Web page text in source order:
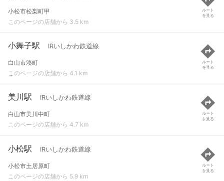
小松市松梨町甲
このページの店舗から 3.5 km
ルート
を見る
小舞子駅 IRいしかわ鉄道線
白山市湊町
このページの店舗から 4.1 km
ルート
を見る
美川駅 IRいしかわ鉄道線
白山市美川中町
このページの店舗から 4.7 km
ルート
を見る
小松駅 IRいしかわ鉄道線
小松市土居原町
このページの店舗から 5.9 km
ルート
を見る